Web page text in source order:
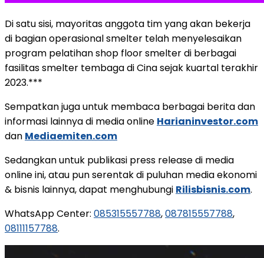
Di satu sisi, mayoritas anggota tim yang akan bekerja
di bagian operasional smelter telah menyelesaikan
program pelatihan shop floor smelter di berbagai
fasilitas smelter tembaga di Cina sejak kuartal terakhir
2023.***
Sempatkan juga untuk membaca berbagai berita dan
informasi lainnya di media online Harianinvestor.com
dan Mediaemiten.com
Sedangkan untuk publikasi press release di media
online ini, atau pun serentak di puluhan media ekonomi
& bisnis lainnya, dapat menghubungi Rilisbisnis.com.
WhatsApp Center: 085315557788,087815557788,
08111157788.